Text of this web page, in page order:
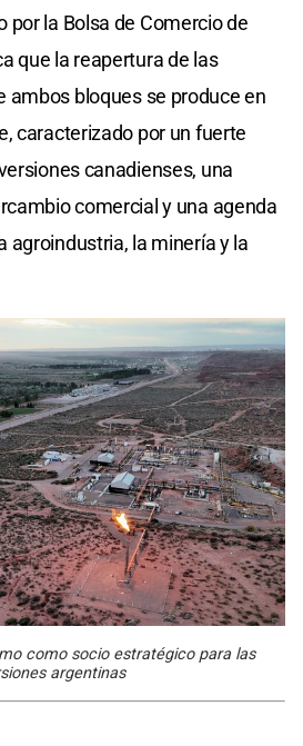
por la Bolsa de Comercio de
que la reapertura de las
ambos bloques se produce en
caracterizado por un fuerte
canadienses, una
comercial y una agenda
agroindustria, la minería y la
como socio estratégico para las
argentinas